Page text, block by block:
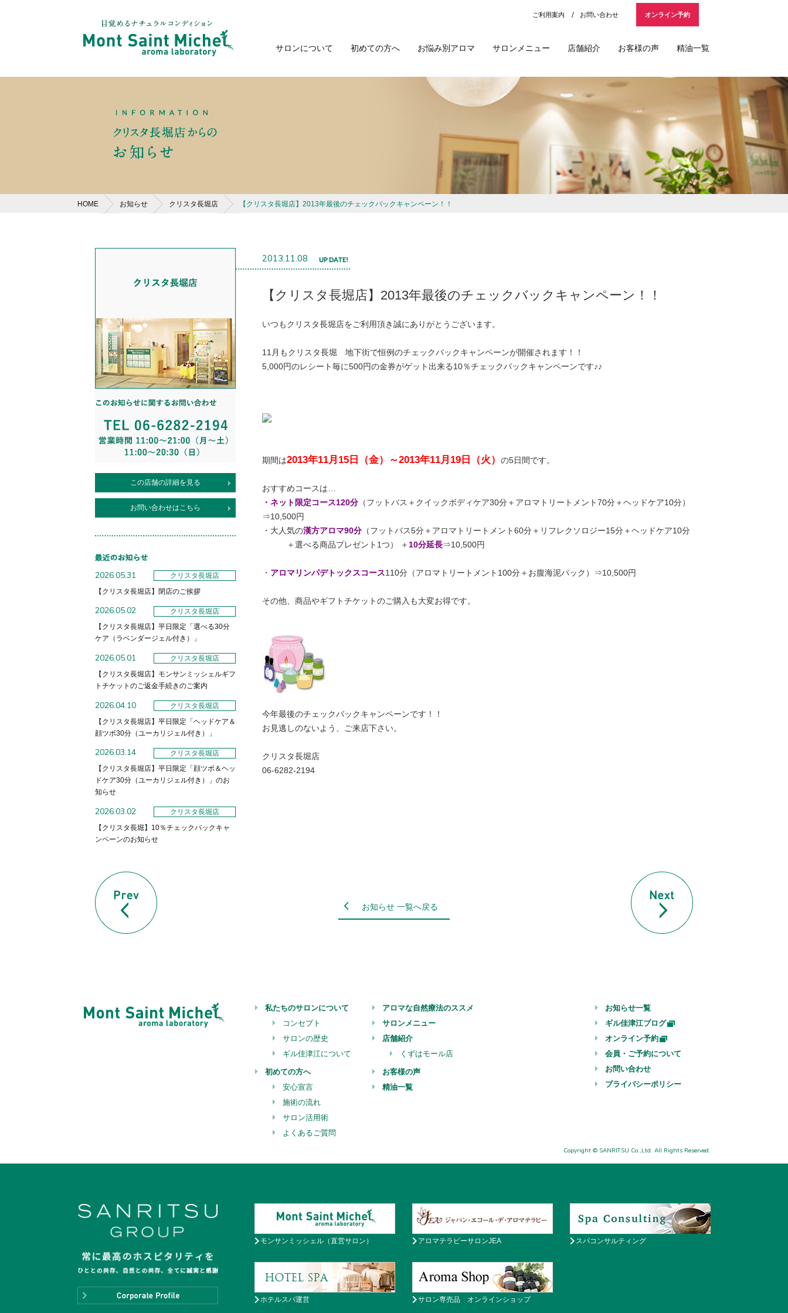
オンライン予約
お問い合わせ
ご利用案内
サロンについて 初めての方へ お悩み別アロマ サロンメニュー 店舗紹介 お客様の声 精油一覧
HOME お知らせ クリスタ長堀店 【クリスタ長堀店】2013年最後のチェックバックキャンペーン！！
2013.11.08
【クリスタ長堀店】2013年最後のチェックバックキャンペーン！！
いつもクリスタ長堀店をご利用頂き誠にありがとうございます。
11月もクリスタ長堀 地下街で恒例のチェックバックキャンペーンが開催されます！！
5,000円のレシート毎に500円の金券がゲット出来る10％チェックバックキャンペーンです♪♪
期間は2013年11月15日（金）～2013年11月19日（火） の5日間です。
おすすめコースは…
・ネット限定コース120分 （フットバス＋クイックボディケア30分＋アロマトリートメント70分＋ヘッドケア10分）
⇒10,500円
・大人気の漢方アロマ90分 （フットバス5分＋アロマトリートメント60分＋リフレクソロジー15分＋ヘッドケア10分
＋選べる商品プレゼント1つ） ＋ 10分延長⇒10,500円
・ アロマリンパデトックスコース110分（アロマトリートメント100分＋お腹海泥パック）⇒10,500円
その他、商品やギフトチケットのご購入も大変お得です。
今年最後のチェックバックキャンペーンです！！
お見逃しのないよう、ご来店下さい。
クリスタ長堀店
06‐6282‐2194
この店舗の詳細を見る
お問い合わせはこちら
2026.05.31
クリスタ長堀店
【クリスタ長堀店】閉店のご挨拶
2026.05.02
クリスタ長堀店
【クリスタ長堀店】平日限定「選べる30分
ケア（ラベンダージェル付き）」
2026.05.01
クリスタ長堀店
【クリスタ長堀店】モンサンミッシェルギフ
トチケットのご返金手続きのご案内
2026.04.10
クリスタ長堀店
【クリスタ長堀店】平日限定「ヘッドケア＆
顔ツボ30分（ユーカリジェル付き）」
2026.03.14
クリスタ長堀店
【クリスタ長堀店】平日限定「顔ツボ＆ヘッ
ドケア30分（ユーカリジェル付き）」のお
知らせ
2026.03.02
クリスタ長堀店
【クリスタ長堀】10％チェックバックキャ
ンペーンのお知らせ
お知らせ 一覧へ戻る
私たちのサロンについて
コンセプト
サロンの歴史
ギル佳津江について
初めての方へ
安心宣言
施術の流れ
サロン活用術
よくあるご質問
アロマな自然療法のススメ
サロンメニュー
店舗紹介
くずはモール店
お客様の声
精油一覧
お知らせ一覧
ギル佳津江ブログ
オンライン予約
会員・ご予約について
お問い合わせ
プライバシーポリシー
Copyright © SANRITSU Co.,Ltd. All Rights Reserved.
モンサンミッシェル（直営サロン） アロマテラピーサロンJEA スパコンサルティング
ホテルスパ運営 サロン専売品 オンラインショップ